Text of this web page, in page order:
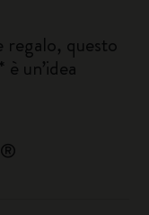
regalo, questo
un’idea